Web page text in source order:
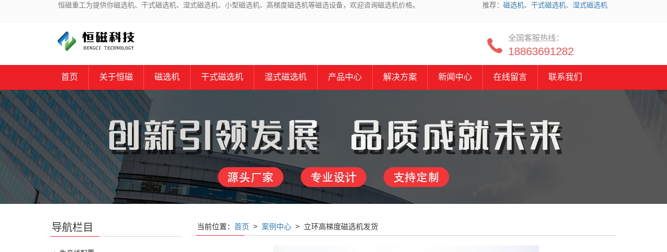
恒磁重工为提供你磁选机、干式磁选机、湿式磁选机、小型磁选机、高梯度磁选机等磁选设备，欢迎咨询磁选机价格。 推荐： 磁选机、 干式磁选机、 湿式磁选机
全国客服热线：
18863691282
首页 关于恒磁 磁选机 干式磁选机 湿式磁选机 产品中心 解决方案 新闻中心 在线留言 联系我们
当前位置： 首页 > 案例中心> 立环高梯度磁选机发货
导航栏目